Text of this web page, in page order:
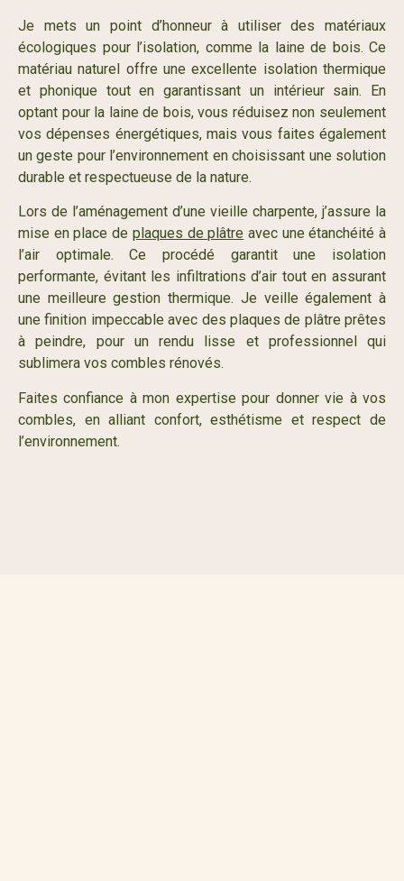
Je mets un point d’honneur à utiliser des matériaux
écologiques pour l’isolation, comme la laine de bois. Ce
matériau naturel offre une excellente isolation thermique
et phonique tout en garantissant un intérieur sain. En
optant pour la laine de bois, vous réduisez non seulement
vos dépenses énergétiques, mais vous faites également
un geste pour l’environnement en choisissant une solution
durable et respectueuse de la nature.
Lors de l’aménagement d’une vieille charpente, j’assure la
mise en place de plaques de plâtre avec une étanchéité à
l’air optimale. Ce procédé garantit une isolation
performante, évitant les infiltrations d’air tout en assurant
une meilleure gestion thermique. Je veille également à
une finition impeccable avec des plaques de plâtre prêtes
à peindre, pour un rendu lisse et professionnel qui
sublimera vos combles rénovés.
Faites confiance à mon expertise pour donner vie à vos
combles, en alliant confort, esthétisme et respect de
l’environnement.